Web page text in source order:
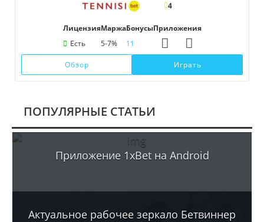
4
Лицензия
Есть
Маржа
5-7%
Бонусы
11
Приложения
Обзор Играть
ПОПУЛЯРНЫЕ СТАТЬИ
Приложение 1xBet на Android
Актуальное рабочее зеркало Бетвиннер